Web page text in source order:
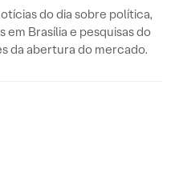
do dia sobre política,
Brasília e pesquisas do
da abertura do mercado.